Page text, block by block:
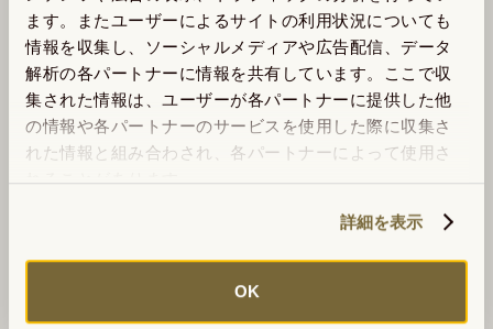
ます。またユーザーによるサイトの利用状況についても
情報を収集し、ソーシャルメディアや広告配信、データ
解析の各パートナーに情報を共有しています。ここで収
集された情報は、ユーザーが各パートナーに提供した他
の情報や各パートナーのサービスを使用した際に収集さ
れた情報と組み合わされ、各パートナーによって使用さ
れることがあります。
詳細を表示
OK
持つ、まろやかな水出しほうじ茶がお楽しみいただけま
す。抽出後は、適度にかき混ぜてからお召し上がりくださ
い。
冷蔵庫でキリリと冷やすと、そのおいしさが一層際立ちま
す。たっぷりとゴクゴク飲みたい時にぴったりの、やさし
い味わいをご堪能ください。
保存方法： 高温多湿を避け、移り香にご注意ください。